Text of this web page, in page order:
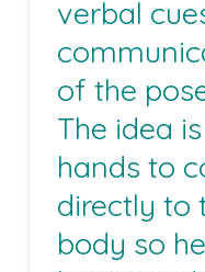
verbal
of the
The idea
hands to
directly to
body so